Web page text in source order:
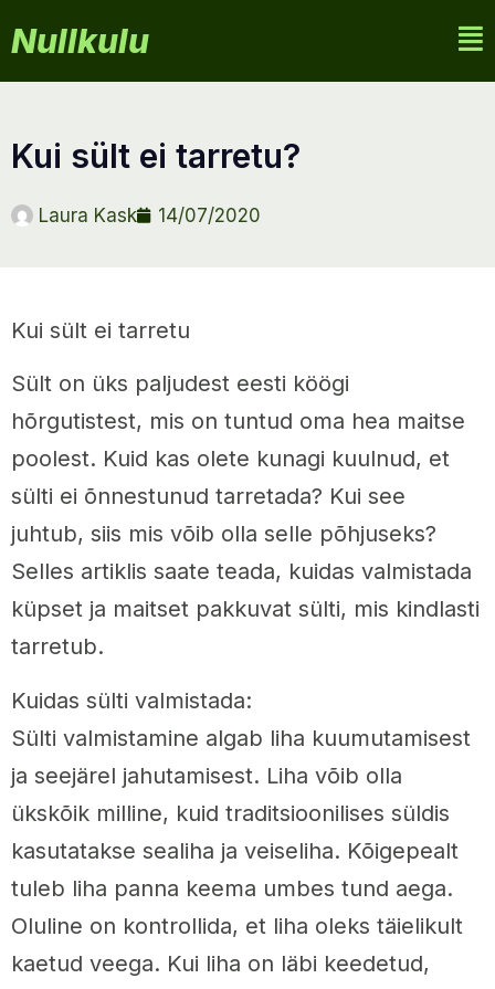
Nullkulu
kui sült ei tarretu?
Laura Kask 14/07/2020
Kui sült ei tarretu
Sült on üks paljudest eesti köögi
hõrgutistest, mis on tuntud oma hea maitse
poolest. Kuid kas olete kunagi kuulnud, et
sülti ei õnnestunud tarretada? Kui see
juhtub, siis mis võib olla selle põhjuseks?
Selles artiklis saate teada, kuidas valmistada
küpset ja maitset pakkuvat sülti, mis kindlasti
tarretub.
Kuidas sülti valmistada:
Sülti valmistamine algab liha kuumutamisest
ja seejärel jahutamisest. Liha võib olla
ükskõik milline, kuid traditsioonilises süldis
kasutatakse sealiha ja veiseliha. Kõigepealt
tuleb liha panna keema umbes tund aega.
Oluline on kontrollida, et liha oleks täielikult
kaetud veega. Kui liha on läbi keedetud,